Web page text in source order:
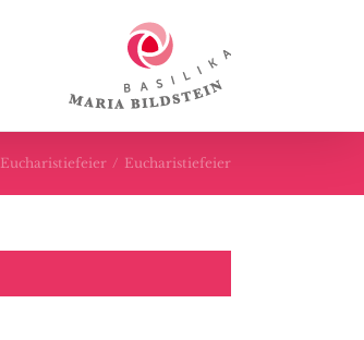
Eucharistiefeier / Eucharistiefeier